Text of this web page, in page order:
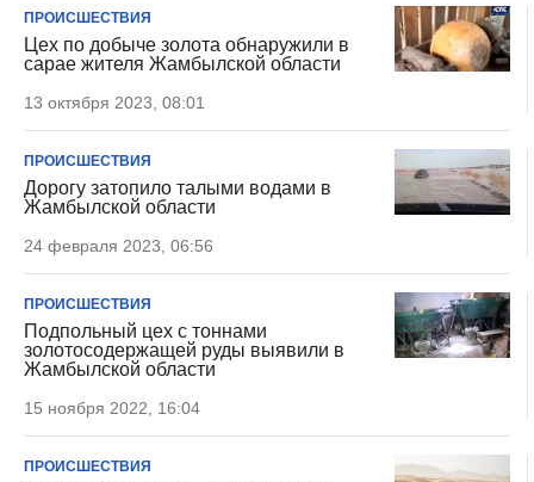
ПРОИСШЕСТВИЯ
Цех по добыче золота обнаружили в
сарае жителя Жамбылской области
13 октября 2023, 08:01
ПРОИСШЕСТВИЯ
Дорогу затопило талыми водами в
Жамбылской области
24 февраля 2023, 06:56
ПРОИСШЕСТВИЯ
Подпольный цех с тоннами
золотосодержащей руды выявили в
Жамбылской области
15 ноября 2022, 16:04
ПРОИСШЕСТВИЯ